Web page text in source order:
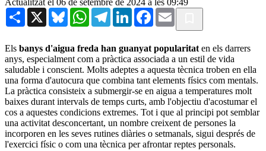
Share X BlueskyWhatsAppTelegramLinkedInFacebook
Email
Els banys d'aigua freda han guanyat popularitat en els darrers
anys, especialment com a pràctica associada a un estil de vida
saludable i conscient. Molts adeptes a aquesta tècnica troben en ella
una forma d'autocura que combina tant elements físics com mentals.
La pràctica consisteix a submergir-se en aigua a temperatures molt
baixes durant intervals de temps curts, amb l'objectiu d'acostumar el
cos a aquestes condicions extremes. Tot i que al principi pot semblar
una activitat desconcertant, un nombre creixent de persones la
incorporen en les seves rutines diàries o setmanals, sigui després de
l'exercici físic o com una tècnica per afrontar reptes personals.